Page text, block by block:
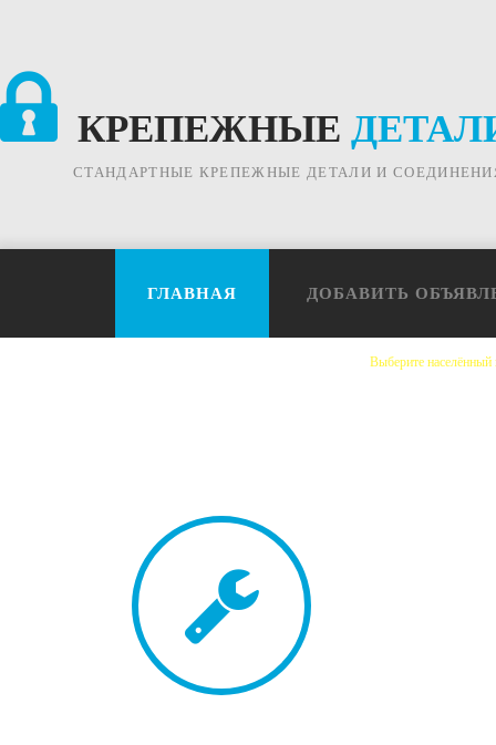
КРЕПЕЖНЫЕ
СТАНДАРТНЫЕ КРЕПЕЖНЫЕ ДЕТАЛИ И
ГЛАВНАЯ ДОБАВИТЬ
Выберите населённый